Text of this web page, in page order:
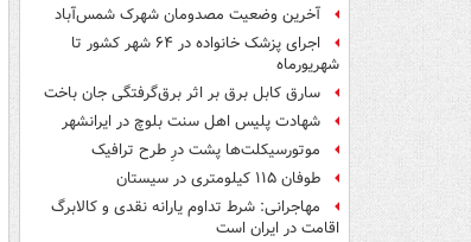
آخرین وضعیت مصدومان شهرک شمس‌آباد
اجرای پزشک خانواده در ۶۴ شهر کشور تا
شهریورماه
سارق کابل برق بر اثر برق‌گرفتگی جان باخت
شهادت پلیس اهل سنت بلوچ در ایرانشهر
موتورسیکلت‌ها پشت درِ طرح ترافیک
طوفان ۱۱۵ کیلومتری در سیستان
مهاجرانی: شرط تداوم یارانه نقدی و کالابرگ
اقامت در ایران است